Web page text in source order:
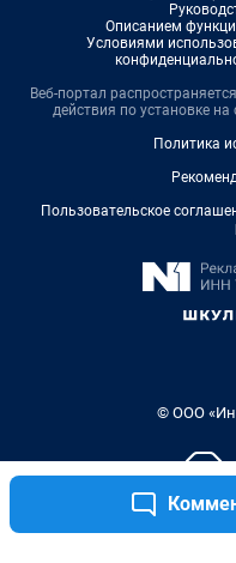
Описанием
Условиями
Веб-портал
действия по установке
Политика
Пользовательское
© ООО